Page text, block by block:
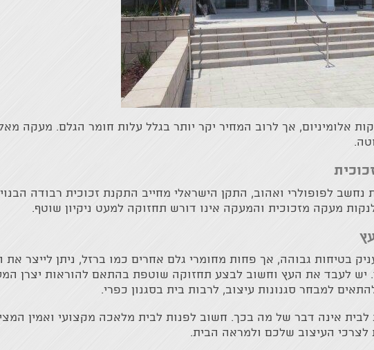
אלומיניום, אך לרוב המחיר יקר יותר בגלל עלות חומר הגלם. מעקה
נחשב לפופולרי ואהוב, התקן הישראלי מחייב התקנת זכוכית רבודה
מעקה מזכוכית והמעקה אינו דורש תחזוקה למעט ניקיון שוטף.
בטיחות גבוהה, אך פחות מחומרי גלם אחרים כמו ברזל, ניתן לייצר את
יש לעבד את העץ וחשוב לבצע תחזוקה שוטפת בהתאם להוראות יצרן
להתאים למבחר סגנונות עיצוב, לרבות בית בסגנון כפרי.
אינה דבר של מה בכך. חשוב לפנות לבית מלאכה מקצועי ואמין
העיצוב שלכם ולמראה הבית.